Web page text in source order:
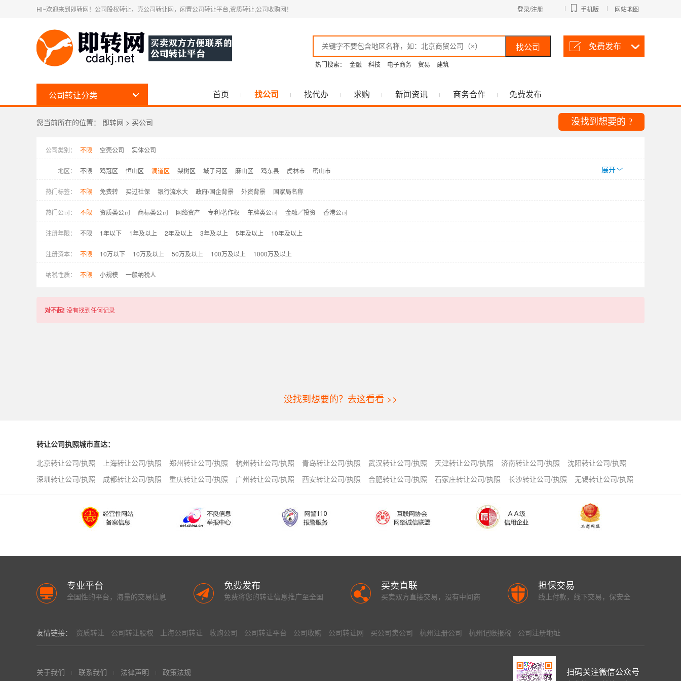
Hi~欢迎来到即转网！公司股权转让，壳公司转让网，闲置公司转让平台,资质转让,公司收购网！ 登录/注册 手机版 网站地图
找公司
热门搜索：
金融 科技 电子商务 贸易 建筑
免费发布
公司转让分类 首页 找公司 找代办 求购 新闻资讯 商务合作 免费发布
您当前所在的位置： 即转网 > 买公司 没找到想要的 ?
公司类别： 不限 空壳公司 实体公司
地区： 不限 鸡冠区 恒山区 滴道区 梨树区 城子河区 麻山区 鸡东县 虎林市 密山市 展开
热门标签： 不限 免费转 买过社保 银行流水大 政府/国企背景 外资背景 国家局名称
热门公司： 不限 资质类公司 商标类公司 网络资产 专利/著作权 车牌类公司 金融／投资 香港公司
注册年限： 不限 1年以下 1年及以上 2年及以上 3年及以上 5年及以上 10年及以上
注册资本： 不限 10万以下 10万及以上 50万及以上 100万及以上 1000万及以上
纳税性质： 不限 小规模 一般纳税人
对不起! 没有找到任何记录
没找到想要的？去这看看 >>
转让公司执照城市直达：
北京转让公司/执照
上海转让公司/执照 郑州转让公司/执照 杭州转让公司/执照 青岛转让公司/执照 武汉转让公司/执照 天津转让公司/执照 济南转让公司/执照
沈阳转让公司/执照
深圳转让公司/执照
成都转让公司/执照 重庆转让公司/执照 广州转让公司/执照 西安转让公司/执照 合肥转让公司/执照 石家庄转让公司/执照 长沙转让公司/执照 无锡转让公司/执照
专业平台
全国性的平台，海量的交易信息
免费发布
免费将您的转让信息推广至全国
买卖直联
买卖双方直接交易，没有中间商
担保交易
线上付款，线下交易，保安全
友情链接： 资质转让 公司转让股权 上海公司转让 收购公司 公司转让平台 公司收购 公司转让网 买公司卖公司 杭州注册公司 杭州记账报税 公司注册地址
关于我们 联系我们 法律声明 政策法规 扫码关注微信公众号